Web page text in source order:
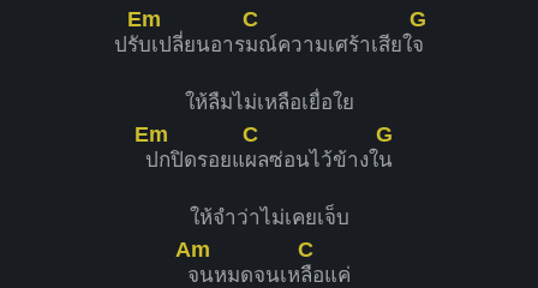
ปรั
Em
บเปลี่ยนอาร
C
มณ์ความเศร้าเสียใ
G
จ
ให้ลืมไม่เหลือเยื่อใย
Em
ปกปิดรอยแ
C
ผลซ่อนไว้ข้างใ
G
น
ให้จำว่าไม่เคยเจ็บ
Am
จนหมดจนเห
C
ลือแค่